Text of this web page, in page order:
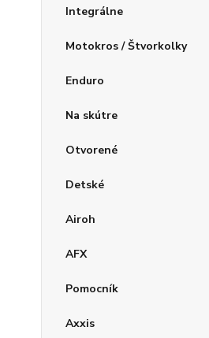
Integrálne
Motokros / Štvorkolky
Enduro
Na skútre
Otvorené
Detské
Airoh
AFX
Pomocník
Axxis